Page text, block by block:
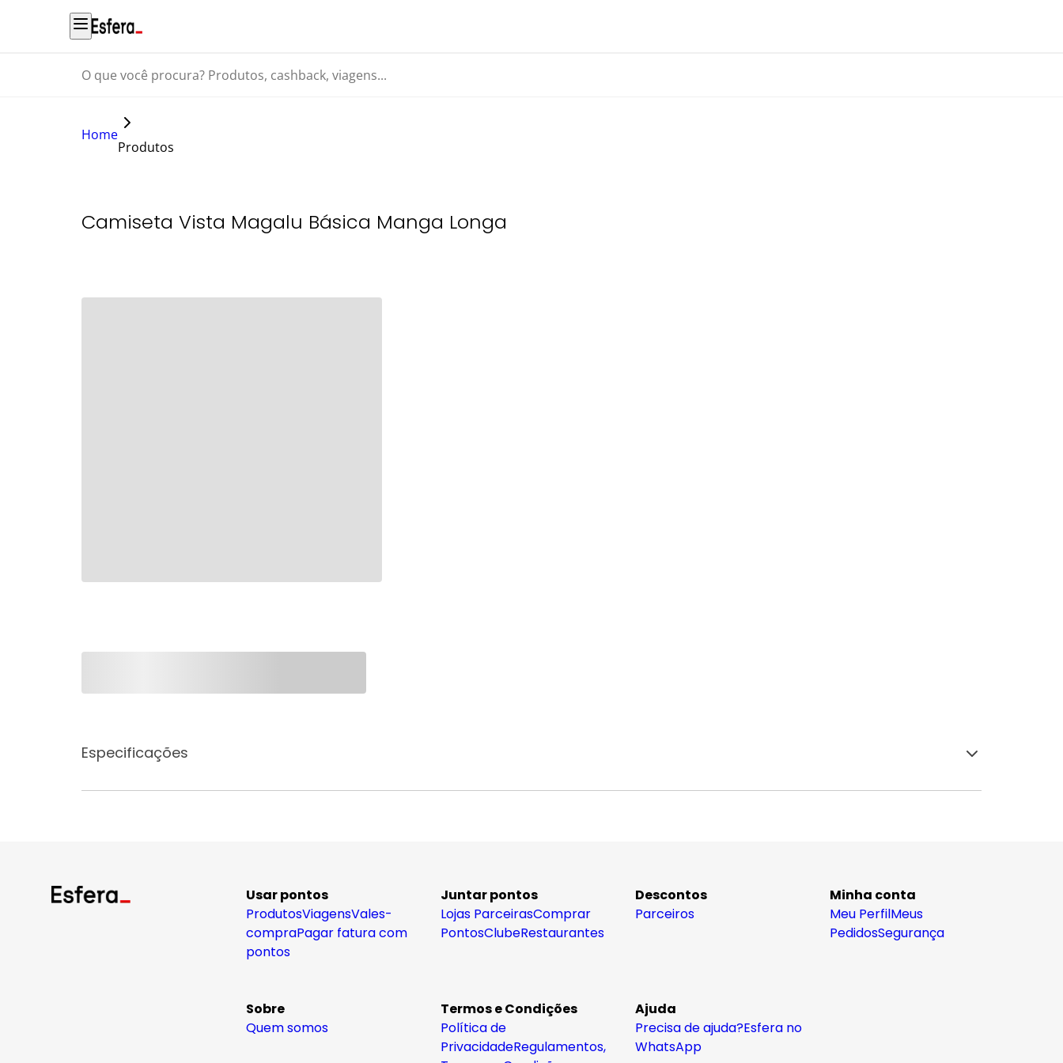
O que você procura? Produtos, cashback, viagens...
Home
Produtos
Camiseta Vista Magalu Básica Manga Longa
Especificações
Usar pontos
ProdutosViagensVales-
compraPagar fatura com
pontos
Juntar pontos
Lojas ParceirasComprar
PontosClubeRestaurantes
Descontos
Parceiros
Minha conta
Meu PerfilMeus
PedidosSegurança
Sobre
Quem somos
Termos e Condições
Política de
PrivacidadeRegulamentos,
Ajuda
Precisa de ajuda?Esfera no
WhatsApp